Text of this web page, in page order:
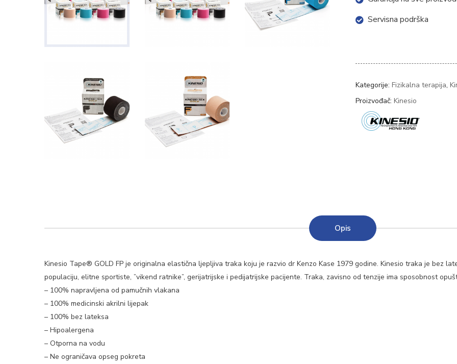
Servisna podrška
Kategorije: Fizikalna terapija,
Proizvođač: Kinesio
Opis
Kinesio Tape® GOLD FP je originalna elastična ljepljiva traka koju je razvio dr Kenzo Kase 1979 godine. Kinesio traka je bez
populaciju, elitne sportiste, ”vikend ratnike”, gerijatrijske i pedijatrijske pacijente. Traka, zavisno od tenzije ima sposobnost
– 100% napravljena od pamučnih vlakana
– 100% medicinski akrilni lijepak
– 100% bez lateksa
– Hipoalergena
– Otporna na vodu
– Ne ograničava opseg pokreta